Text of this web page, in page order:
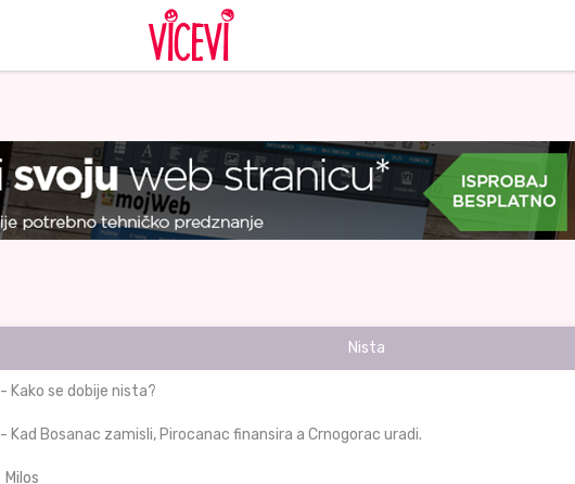
Nista
- Kako se dobije nista?
- Kad Bosanac zamisli, Pirocanac finansira a Crnogorac uradi.
Milos